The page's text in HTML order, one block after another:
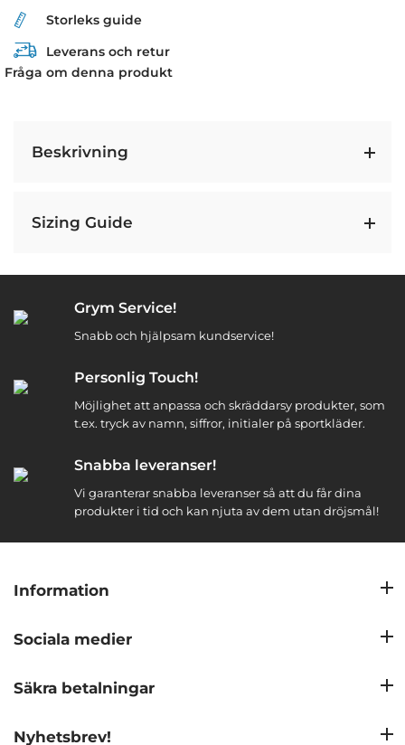
Storleks guide
Leverans och retur
Fråga om denna produkt
Beskrivning
Sizing Guide
Grym Service!
Snabb och hjälpsam kundservice!
Personlig Touch!
Möjlighet att anpassa och skräddarsy produkter, som
t.ex. tryck av namn, siffror, initialer på sportkläder.
Snabba leveranser!
Vi garanterar snabba leveranser så att du får dina
produkter i tid och kan njuta av dem utan dröjsmål!
Information
Sociala medier
Säkra betalningar
Nyhetsbrev!